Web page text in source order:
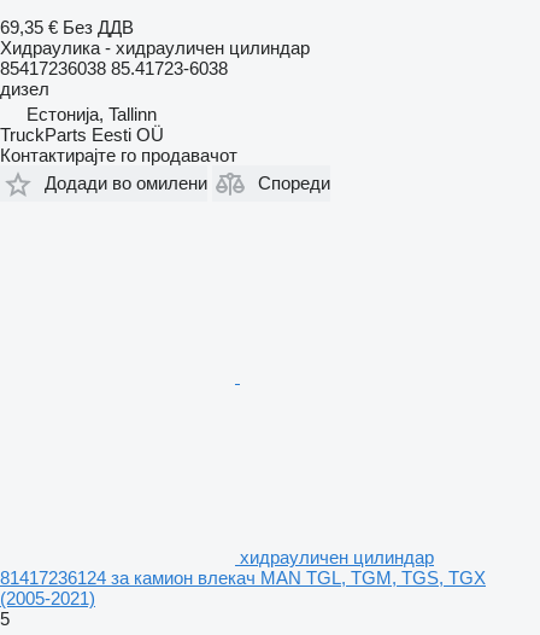
69,35 € Без ДДВ
Хидраулика - хидрауличен цилиндар
85417236038 85.41723-6038
дизел
Естонија, Tallinn
TruckParts Eesti OÜ
Контактирајте го продавачот
Додади во омилени
Спореди
хидрауличен цилиндар
81417236124 за камион влекач MAN TGL, TGM, TGS, TGX
(2005-2021)
5